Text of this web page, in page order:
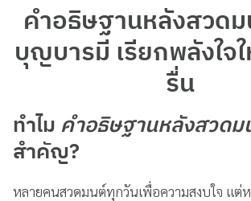
คำอธิษฐานหลังสวด
บุญบารมี เรียกพลังใจ
รื่น
ทำไมคำอธิษฐานหลังสวด
สำคัญ?
หลายคนสวดมนต์ทุกวันเพื่อความสงบใจ แต่